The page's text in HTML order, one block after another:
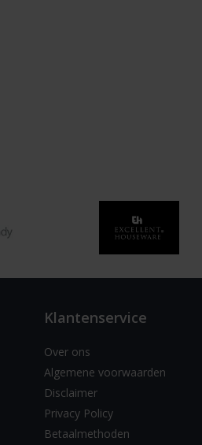
Klantenservice
Over ons
Algemene voorwaarden
Disclaimer
Privacy Policy
Betaalmethoden